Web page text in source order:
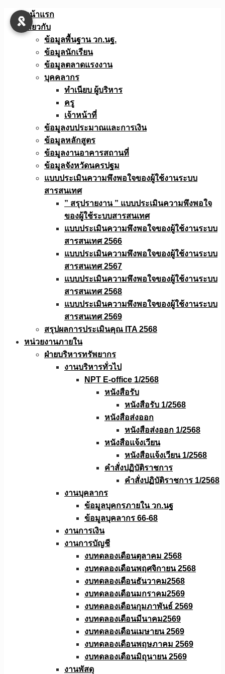
Skip
หน้าแรก
เกี่ยวกับ
ข้อมูลพื้นฐาน วก.นฐ.
ข้อมูลนักเรียน
ข้อมูลตลาดแรงงาน
บุคคลากร
ทำเนียบ ผู้บริหาร
ครู
เจ้าหน้าที่
ข้อมูลงบประมาณเเละการเงิน
ข้อมูลหลักสูตร
ข้อมูลงานอาคารสถานที่
ข้อมูลจังหวัดนครปฐม
แบบประเมินความพึงพอใจของผู้ใช้งานระบบ
สารสนเทศ
” สรุปรายงาน ” แบบประเมินความพึงพอใจ
ของผู้ใช้ระบบสารสนเทศ
แบบประเมินความพึงพอใจของผู้ใช้งานระบบ
สารสนเทศ 2566
แบบประเมินความพึงพอใจของผู้ใช้งานระบบ
สารสนเทศ 2567
แบบประเมินความพึงพอใจของผู้ใช้งานระบบ
สารสนเทศ 2568
แบบประเมินความพึงพอใจของผู้ใช้งานระบบ
สารสนเทศ 2569
สรุปผลการประเมินคุณ ITA 2568
หน่วยงานภายใน
ฝ่ายบริหารทรัพยากร
งานบริหารทั่วไป
NPT E-office 1/2568
หนังสือรับ
หนังสือรับ 1/2568
หนังสือส่งออก
หนังสือส่งออก 1/2568
หนังสือแจ้งเวียน
หนังสือเเจ้งเวียน 1/2568
คำสั่งปฏิบัติราชการ
คำสั่งปฏิบัติราชการ 1/2568
งานบุคลากร
ข้อมูลบุคกรภายใน วก.นฐ
ข้อมูลบุคลากร 66-68
งานการเงิน
งานการบัญชี
งบทดลองเดือนตุลาคม 2568
งบทดลองเดือนพฤศจิกายน 2568
งบทดลองเดือนธันวาคม2568
งบทดลองเดือนมกราคม2569
งบทดลองเดือนกุมภาพันธ์ 2569
งบทดลองเดือนมีนาคม2569
งบทดลองเดือนเมษายน 2569
งบทดลองเดือนพฤษภาคม 2569
งบทดลองเดือนมิถุนายน 2569
งานพัสดุ